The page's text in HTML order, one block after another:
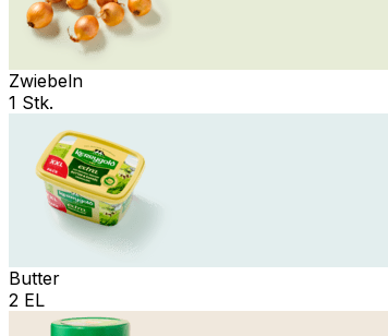
Zwiebeln
1 Stk.
Butter
2 EL